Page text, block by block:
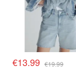
€13.99 €19.99